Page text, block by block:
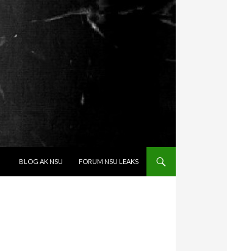
BLOG AK NSU
FORUM NSU LEAKS